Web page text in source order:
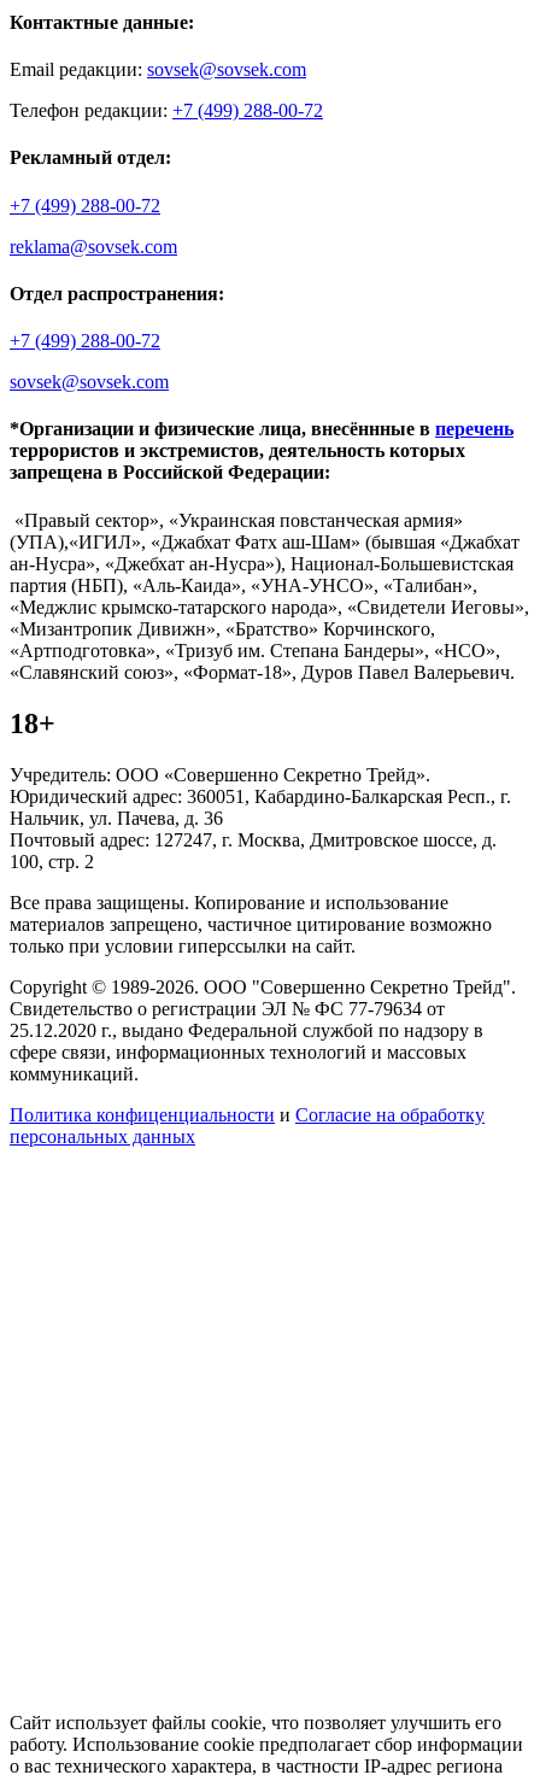
Контактные данные:
Email редакции: sovsek@sovsek.com
Телефон редакции: +7 (499) 288-00-72
Рекламный отдел:
+7 (499) 288-00-72
reklama@sovsek.com
Отдел распространения:
+7 (499) 288-00-72
sovsek@sovsek.com
*Организации и физические лица, внесённные в перечень
террористов и экстремистов, деятельность которых
запрещена в Российской Федерации:
«Правый сектор», «Украинская повстанческая армия»
(УПА),«ИГИЛ», «Джабхат Фатх аш-Шам» (бывшая «Джабхат
ан-Нусра», «Джебхат ан-Нусра»), Национал-Большевистская
партия (НБП), «Аль-Каида», «УНА-УНСО», «Талибан»,
«Меджлис крымско-татарского народа», «Свидетели Иеговы»,
«Мизантропик Дивижн», «Братство» Корчинского,
«Артподготовка», «Тризуб им. Степана Бандеры», «НСО»,
«Славянский союз», «Формат-18», Дуров Павел Валерьевич.
18+
Учредитель: ООО «Совершенно Секретно Трейд».
Юридический адрес: 360051, Кабардино-Балкарская Респ., г.
Нальчик, ул. Пачева, д. 36
Почтовый адрес: 127247, г. Москва, Дмитровское шоссе, д.
100, стр. 2
Все права защищены. Копирование и использование
материалов запрещено, частичное цитирование возможно
только при условии гиперссылки на сайт.
Copyright © 1989-2026. ООО "Совершенно Секретно Трейд".
Свидетельство о регистрации ЭЛ № ФС 77-79634 от
25.12.2020 г., выдано Федеральной службой по надзору в
сфере связи, информационных технологий и массовых
коммуникаций.
Политика конфиценциальности и Согласие на обработку
персональных данных
Сайт использует файлы cookie, что позволяет улучшить его
работу. Использование cookie предполагает сбор информации
о вас технического характера, в частности IP-адрес региона